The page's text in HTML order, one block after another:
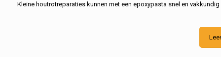
Kleine houtrotreparaties kunnen met een epoxypasta snel en